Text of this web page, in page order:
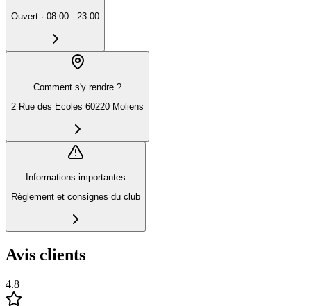
Ouvert · 08:00 - 23:00
Comment s'y rendre ?
2 Rue des Ecoles 60220 Moliens
Informations importantes
Règlement et consignes du club
Avis clients
4.8